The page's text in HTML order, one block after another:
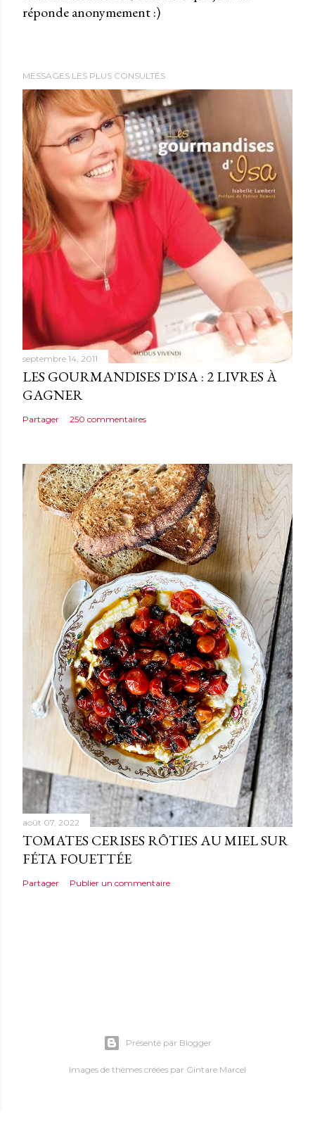
b
r
u
n
c
o
m
m
e
n
t
a
i
r
e
réponde anonymement :)
MESSAGES LES PLUS CONSULTÉS
septembre 14, 2011
LES GOURMANDISES D'ISA : 2 LIVRES À
GAGNER
Partager 250 commentaires
août 07, 2022
TOMATES CERISES RÔTIES AU MIEL SUR
FÉTA FOUETTÉE
Partager Publier un commentaire
Présenté par Blogger
Images de thèmes créées par Gintare Marcel